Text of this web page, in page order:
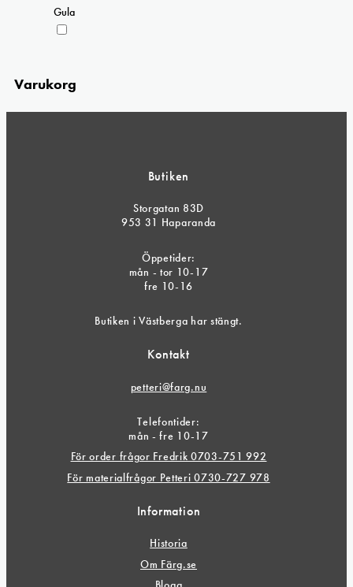
Gula
Varukorg
Butiken
Storgatan 83D
953 31 Haparanda
Öppetider:
mån - tor 10-17
fre 10-16
Butiken i Västberga har stängt.
Kontakt
petteri@farg.nu
Telefontider:
mån - fre 10-17
För order frågor Fredrik 0703-751 992
För materialfrågor Petteri 0730-727 978
Information
Historia
Om Färg.se